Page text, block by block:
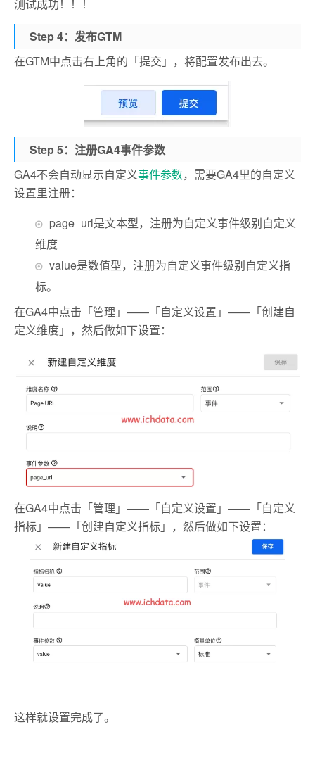
测试成功！！！
Step 4：发布GTM
在GTM中点击右上角的「提交」，将配置发布出去。
Step 5：注册GA4事件参数
GA4不会自动显示自定义事件参数，需要GA4里的自定义
设置里注册：
page_url是文本型，注册为自定义事件级别自定义
维度
value是数值型，注册为自定义事件级别自定义指
标。
在GA4中点击「管理」——「自定义设置」——「创建自
定义维度」，然后做如下设置：
在GA4中点击「管理」——「自定义设置」——「自定义
指标」——「创建自定义指标」，然后做如下设置：
这样就设置完成了。